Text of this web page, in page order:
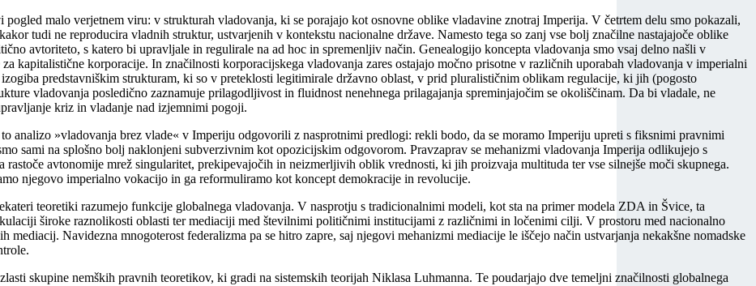
malo verjetnem viru: v strukturah vladovanja, ki se porajajo kot osnovne oblike vladavine znotraj Imperija. V četrtem delu smo pokazali,
tudi ne reproducira vladnih struktur, ustvarjenih v kontekstu nacionalne države. Namesto tega so zanj vse bolj značilne nastajajoče oblike
avtoriteto, s katero bi upravljale in regulirale na ad hoc in spremenljiv način. Genealogijo koncepta vladovanja smo vsaj delno našli v
kapitalistične korporacije. In značilnosti korporacijskega vladovanja zares ostajajo močno prisotne v različnih uporabah vladovanja v imperialni
predstavniškim strukturam, ki so v preteklosti legitimirale državno oblast, v prid pluralističnim oblikam regulacije, ki jih (pogosto
vladovanja posledično zaznamuje prilagodljivost in fluidnost nenehnega prilagajanja spreminjajočim se okoliščinam. Da bi vladale, ne
kriz in vladanje nad izjemnimi pogoji.
analizo »vladovanja brez vlade« v Imperiju odgovorili z nasprotnimi predlogi: rekli bodo, da se moramo Imperiju upreti s fiksnimi pravnimi
sami na splošno bolj naklonjeni subverzivnim kot opozicijskim odgovorom. Pravzaprav se mehanizmi vladovanja Imperija odlikujejo s
rastoče avtonomije mrež singularitet, prekipevajočih in neizmerljivih oblik vrednosti, ki jih proizvaja multituda ter vse silnejše moči skupnega.
njegovo imperialno vokacijo in ga reformuliramo kot koncept demokracije in revolucije.
teoretiki razumejo funkcije globalnega vladovanja. V nasprotju s tradicionalnimi modeli, kot sta na primer modela ZDA in Švice, ta
široke raznolikosti oblasti ter mediaciji med številnimi političnimi institucijami z različnimi in ločenimi cilji. V prostoru med nacionalno
Navidezna mnogoterost federalizma pa se hitro zapre, saj njegovi mehanizmi mediacije le iščejo način ustvarjanja nekakšne nomadske
skupine nemških pravnih teoretikov, ki gradi na sistemskih teorijah Niklasa Luhmanna. Te poudarjajo dve temeljni značilnosti globalnega